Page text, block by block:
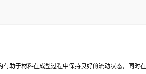
助于材料在成型过程中保持良好的流动状态，同时